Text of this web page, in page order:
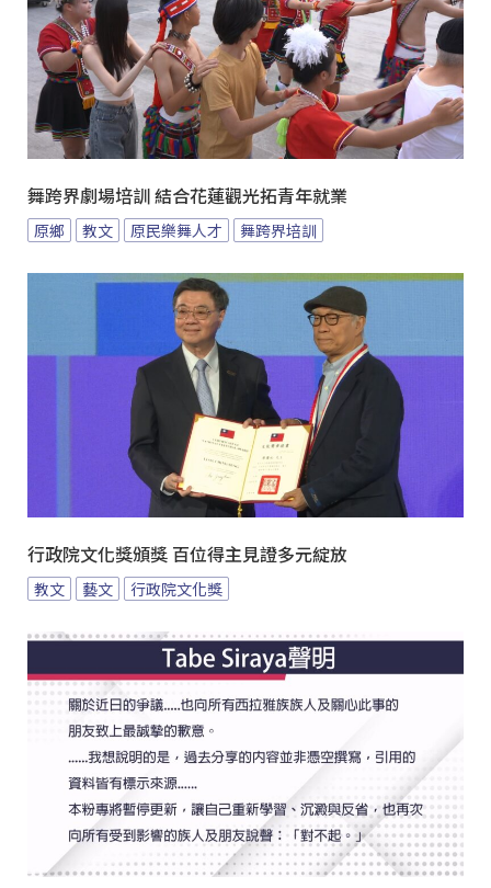
舞跨界劇場培訓 結合花蓮觀光拓青年就業
原鄉 教文 原民樂舞人才 舞跨界培訓
行政院文化獎頒獎 百位得主見證多元綻放
教文 藝文 行政院文化獎